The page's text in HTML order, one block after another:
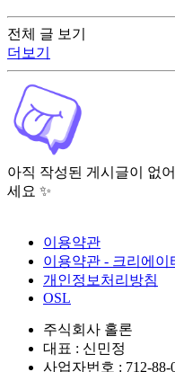
전체 글 보기
더보기
아직 작성된 게시글이 없
세요 ✨
이용약관
이용약관 - 크리에이
개인정보처리방침
OSL
주식회사 홀론
대표 : 신민정
사업자번호 : 712-88-